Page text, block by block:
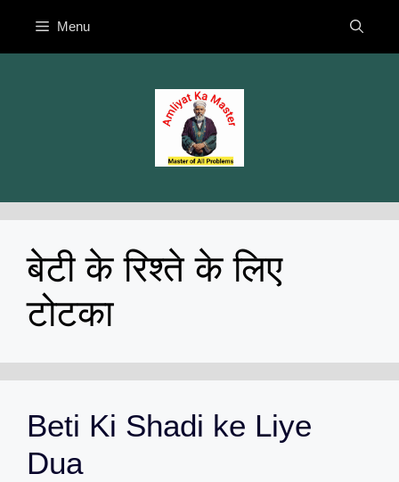
content
Menu
बेटी के रिश्ते के लिए
टोटका
Beti Ki Shadi ke Liye
Dua